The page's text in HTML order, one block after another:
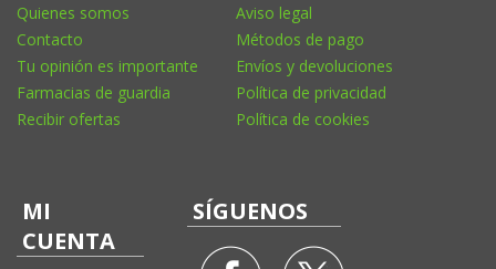
Quienes somos
Contacto
Tu opinión es importante
Farmacias de guardia
Recibir ofertas
Aviso legal
Métodos de pago
Envíos y devoluciones
Política de privacidad
Política de cookies
MI
CUENTA
SÍGUENOS